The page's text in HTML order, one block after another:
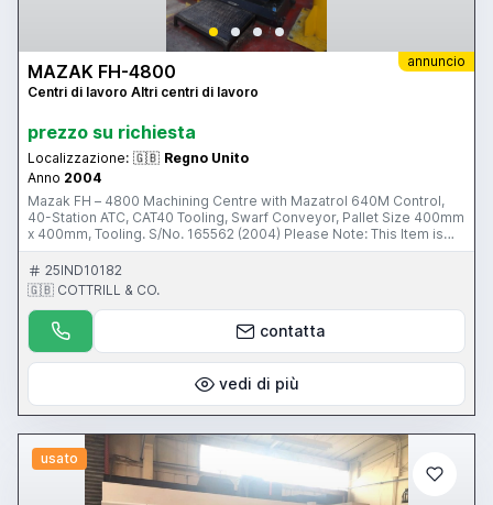
annuncio
MAZAK FH-4800
Centri di lavoro Altri centri di lavoro
prezzo su richiesta
Localizzazione: 🇬🇧 Regno Unito
Anno 2004
Mazak FH – 4800 Machining Centre with Mazatrol 640M Control,
40-Station ATC, CAT40 Tooling, Swarf Conveyor, Pallet Size 400mm
x 400mm, Tooling. S/No. 165562 (2004) Please Note: This Item is
located in Cheltenham, United Kingdom This Item is part of an
online auction sale ending on Thursday 14th April 2016 at 3pm (UK
Time) Please visit our website for full details: www.cottandco.com
25IND10182
🇬🇧 COTTRILL & CO.
contatta
vedi di più
usato